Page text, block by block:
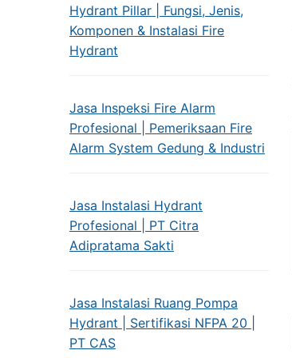
Hydrant Pillar | Fungsi, Jenis,
Komponen & Instalasi Fire
Hydrant
Jasa Inspeksi Fire Alarm
Profesional | Pemeriksaan Fire
Alarm System Gedung & Industri
Jasa Instalasi Hydrant
Profesional | PT Citra
Adipratama Sakti
Jasa Instalasi Ruang Pompa
Hydrant | Sertifikasi NFPA 20 |
PT CAS